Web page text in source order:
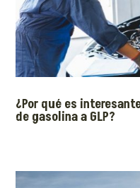
¿Por qué es
de gasolina a GLP?